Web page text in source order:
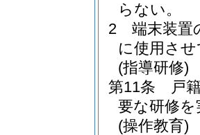
らない。
2
端末装置
に使用さ
(指導研修)
第11条
戸
要な研修
(操作教育)